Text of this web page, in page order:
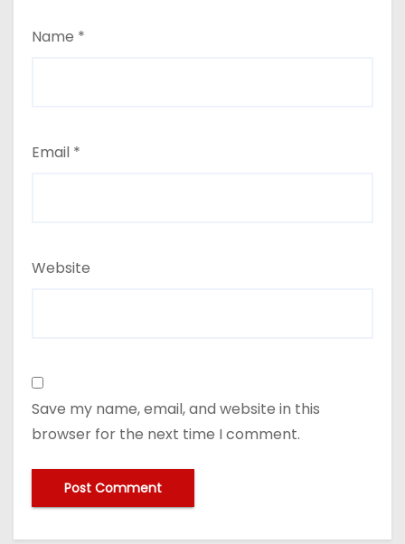
Name *
Email *
Website
Save my name, email, and website in this
browser for the next time I comment.